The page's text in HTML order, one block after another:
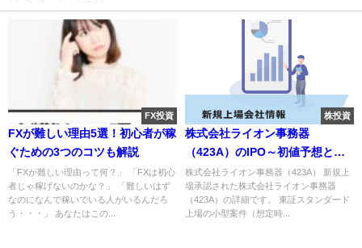
FX投資
FXが難しい理由5選！初心者が稼
ぐための3つのコツも解説
「FXが難しい理由って何？」 「FXは初心
者じゃ稼げないのかな？」 「難しいはず
なのになんで稼いでいる人がいるんだろ
う・・・」 あなたはこの...
株投資
株式会社ライオン事務器
（423A）のIPO～初値予想と新
規上場情報～
株式会社ライオン事務器（423A） 新規上
場承認された株式会社ライオン事務器
（423A）の詳細です。 東証スタンダード
上場の小型案件（想定時...